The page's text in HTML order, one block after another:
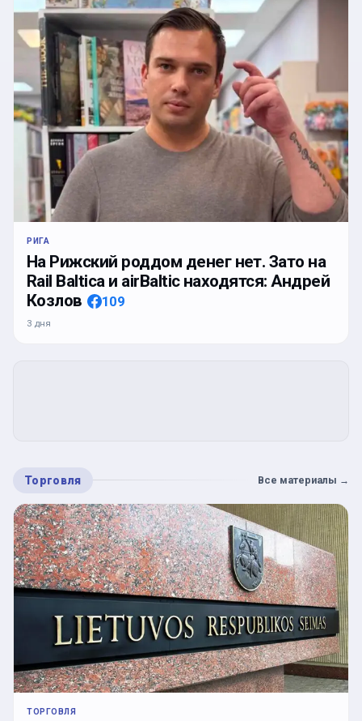
РИГА
На Рижский роддом денег нет. Зато на
Rail Baltica и airBaltic находятся: Андрей
Козлов
109
3 дня
Торговля Все материалы →
ТОРГОВЛЯ